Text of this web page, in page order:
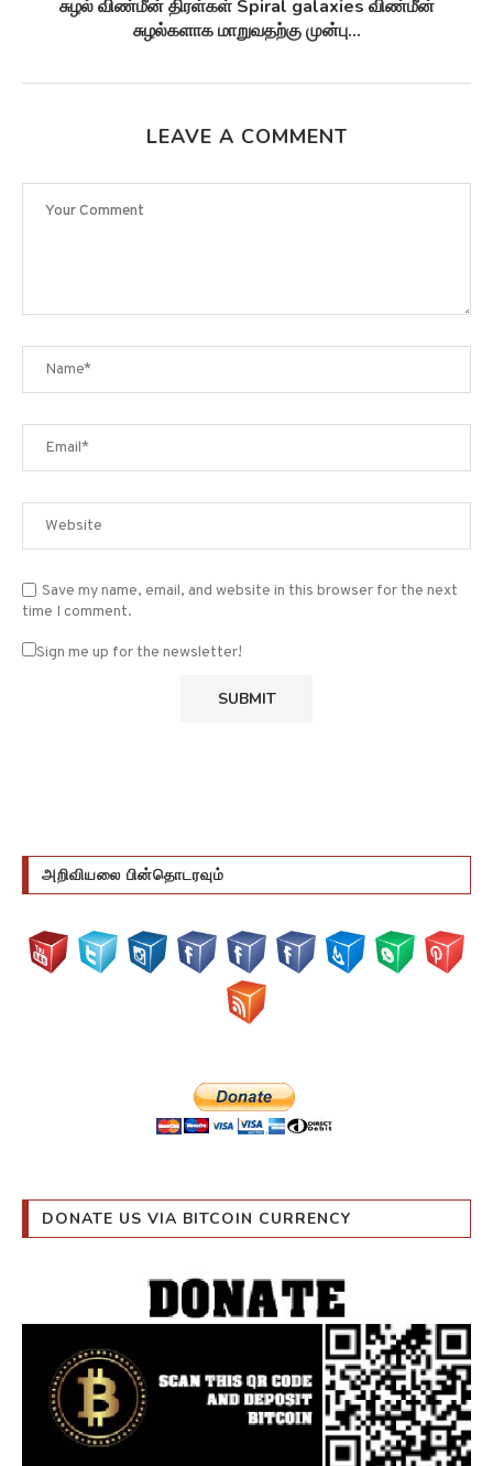
சுழல் விண்மீன் திரள்கள் Spiral galaxies விண்மீன்
சுழல்களாக மாறுவதற்கு முன்பு...
LEAVE A COMMENT
Save my name, email, and website in this browser for the next
time I comment.
Sign me up for the newsletter!
அறிவியலை பின்தொடரவும்
DONATE US VIA BITCOIN CURRENCY